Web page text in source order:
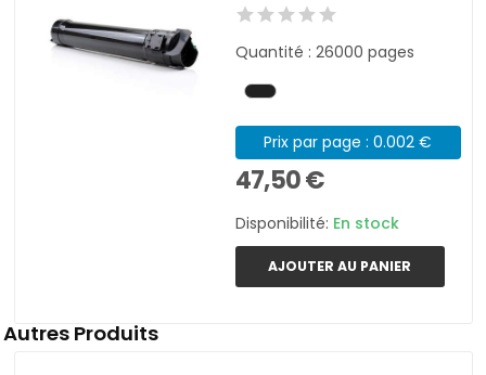
Quantité : 26000 pages
Prix par page : 0.002 €
47,50 €
Disponibilité: En stock
AJOUTER AU PANIER
Autres Produits